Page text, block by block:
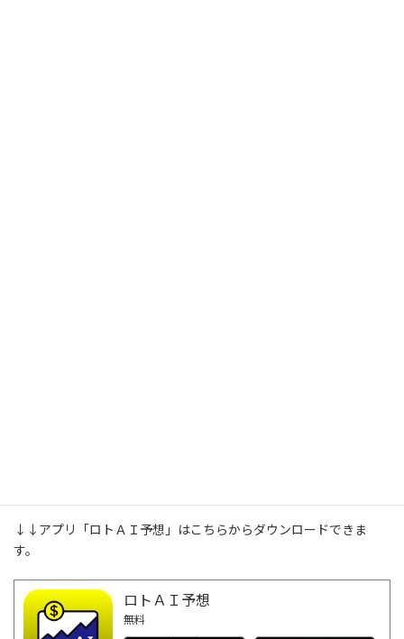
↓↓アプリ「ロトＡＩ予想」はこちらからダウンロードできま
す。
ロトＡＩ予想
無料